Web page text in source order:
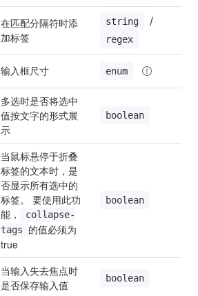
在匹配分隔符时添
加标签
string /
regex
输入框尺寸 enum
多选时是否将选中
值按文字的形式展
示
boolean
当鼠标悬停于折叠
标签的文本时，是
否显示所有选中的
标签。 要使用此功
能，
collapse-
tags
的值必须为
true
boolean
当输入失去焦点时
是否保存输入值
boolean